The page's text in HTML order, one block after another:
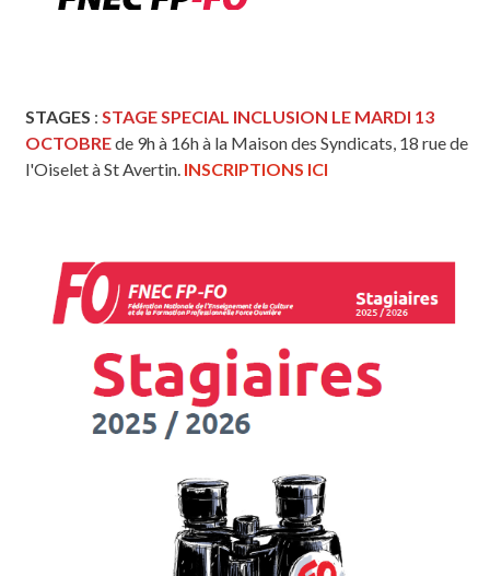
STAGES : STAGE SPECIAL INCLUSION LE MARDI 13
OCTOBREde 9h à 16h à la Maison des Syndicats, 18 rue de
l'Oiselet à St Avertin. INSCRIPTIONS ICI